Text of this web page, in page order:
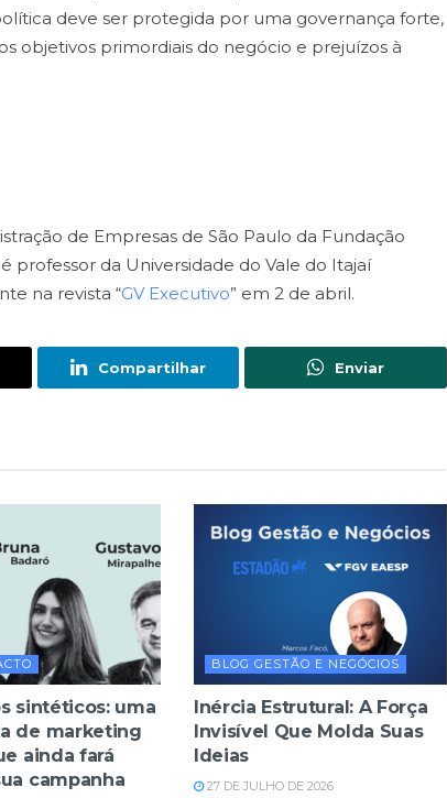
deve ser protegida por uma governança forte,
objetivos primordiais do negócio e prejuízos à
de Empresas de São Paulo da Fundação
é professor da Universidade do Vale do Itajaí
na revista “GV Executivo” em 2 de abril.
Compartilhar Enviar
sintéticos: uma
de marketing
ainda fará
campanha
BLOG GESTÃO E NEGÓCIOS
Inércia Estrutural: A Força
Invisível Que Molda Suas
Ideias
27 DE JULHO DE 2026